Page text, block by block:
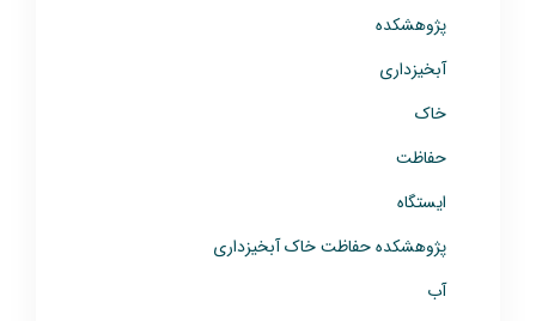
پژوهشکده
آبخیزداری
خاک
حفاظت
ایستگاه
پژوهشکده حفاظت خاک آبخیزداری
آب